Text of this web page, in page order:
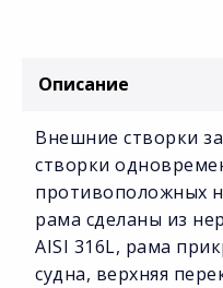
Описание
Внешние створки
створки
противоположных
рама сделаны из
AISI 316L, рама
судна, верхняя